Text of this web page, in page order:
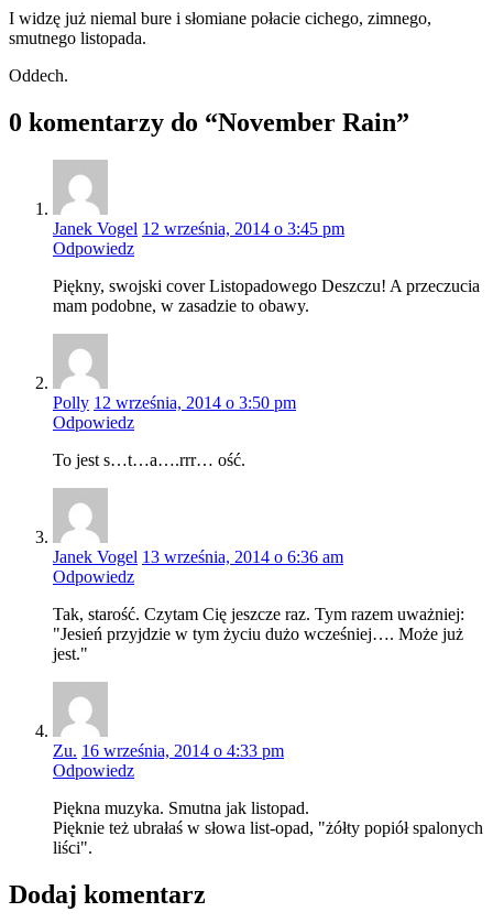
I widzę już niemal bure i słomiane połacie cichego, zimnego,
smutnego listopada.
Oddech.
0 komentarzy do “November Rain”
Janek Vogel 12 września, 2014 o 3:45 pm
Odpowiedz
Piękny, swojski cover Listopadowego Deszczu! A przeczucia
mam podobne, w zasadzie to obawy.
Polly 12 września, 2014 o 3:50 pm
Odpowiedz
To jest s…t…a….rrr… ość.
Janek Vogel 13 września, 2014 o 6:36 am
Odpowiedz
Tak, starość. Czytam Cię jeszcze raz. Tym razem uważniej:
"Jesień przyjdzie w tym życiu dużo wcześniej…. Może już
jest."
Zu. 16 września, 2014 o 4:33 pm
Odpowiedz
Piękna muzyka. Smutna jak listopad.
Pięknie też ubrałaś w słowa list-opad, "żółty popiół spalonych
liści".
Dodaj komentarz